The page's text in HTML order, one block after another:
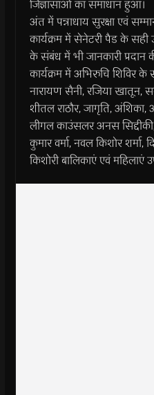
जिज्ञासाओं का समाधान हुआ।
अंत में पन्नाधाय सुरक्षा एवं
कार्यक्रम में सेनेटरी पैड के
के संबंध में भी जानकारी प्रदान
कार्यक्रम में अभिरुचि शिविर के
नारायण सैनी, रजिया खातून,
शीतल राठौर, जागृति, अंशिका,
लीगल काउंसलर अनस
कुमार वर्मा, नवल किशोर
किशोरी बालिकाएं एवं महिलाएं